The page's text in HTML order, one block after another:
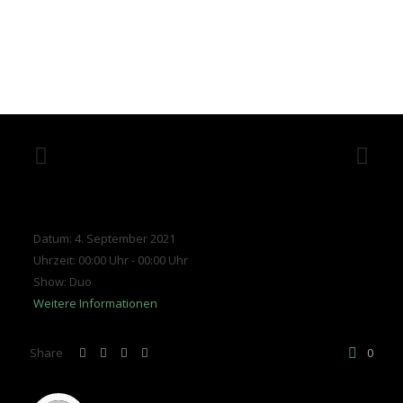
Datum: 4. September 2021
Uhrzeit: 00:00 Uhr - 00:00 Uhr
Show: Duo
Weitere Informationen
Share 0